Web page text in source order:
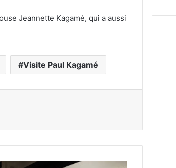
Jeannette Kagamé, qui a aussi
Visite Paul Kagamé